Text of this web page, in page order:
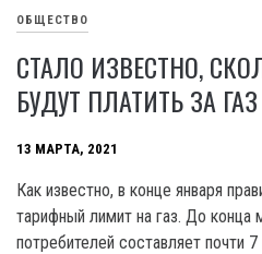
ОБЩЕСТВО
СТАЛО ИЗВЕСТНО,
БУДУТ ПЛАТИТЬ ЗА
13 МАРТА, 2021
Как известно, в конце января
тарифный лимит на газ. До конца
потребителей составляет почти